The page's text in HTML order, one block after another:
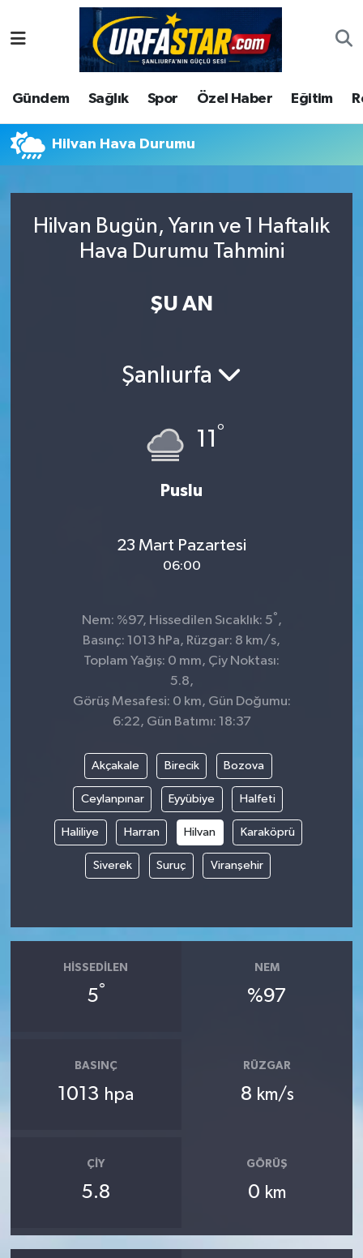
Gündem Sağlık Spor Özel Haber Eğitim
Hilvan Hava Durumu
Hilvan Bugün, Yarın ve 1 Haftalık
Hava Durumu Tahmini
ŞU AN
Şanlıurfa
11 °
Puslu
23 Mart Pazartesi
06:00
Nem: %97, Hissedilen Sıcaklık: 5° ,
Basınç: 1013 hPa, Rüzgar: 8 km/s,
Toplam Yağış: 0 mm, Çiy Noktası:
5.8,
Görüş Mesafesi: 0 km, Gün Doğumu:
6:22, Gün Batımı: 18:37
Akçakale Birecik Bozova
Ceylanpınar Eyyübiye Halfeti
Haliliye Harran Hilvan Karaköprü
Siverek Suruç Viranşehir
HISSEDILEN
5°
NEM
%97
BASINÇ
1013 hpa
RÜZGAR
8 km/s
ÇIY
5.8
GÖRÜŞ
0 km
ASAYİS
ÇEVRE
DUNYA
Ekonomi
Şanlıurfa Nöbetçi Eczaneler
Şanlıurfa Hava Durumu
Şanlıurfa Namaz Vakitleri
Süper Lig Puan Durumu ve Fikstür
Son Dakika Haberleri